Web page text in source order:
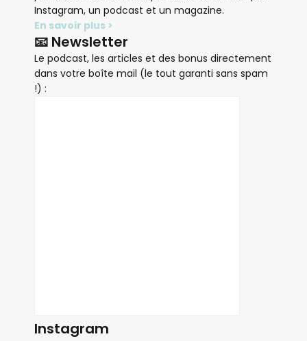
Instagram, un podcast et un magazine.
En savoir plus >
📧 Newsletter
Le podcast, les articles et des bonus directement
dans votre boîte mail (le tout garanti sans spam
!) :
Instagram